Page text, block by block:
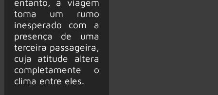
entanto, a viagem
toma um rumo
inesperado com a
presença de uma
terceira passageira,
cuja atitude altera
completamente o
clima entre eles.